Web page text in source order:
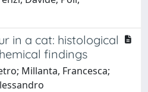
in a cat: histological
findings
Millanta, Francesca;